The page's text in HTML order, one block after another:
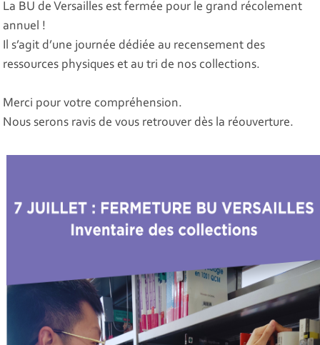
La BU de Versailles est fermée pour le grand récolement
annuel !
Il s’agit d’une journée dédiée au recensement des
ressources physiques et au tri de nos collections.
Merci pour votre compréhension.
Nous serons ravis de vous retrouver dès la réouverture.